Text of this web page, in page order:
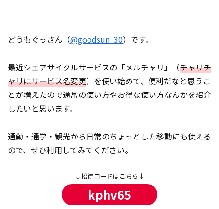
どうもぐっさん（@goodsun_30）です。
最近シェアサイクルサービスの「メルチャリ」（チャリチ
ャリにサービス名変更）を使い始めて、便利だなと思うこ
とが増えたので通常の使い方やお得な使い方なんかを紹介
したいと思います。
通勤・通学・観光から日常のちょっとした移動にも使える
ので、ぜひ利用してみてください。
↓招待コードはこちら↓
kphv65